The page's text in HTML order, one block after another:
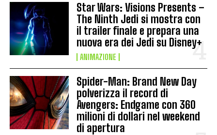
Star Wars: Visions Presents –
The Ninth Jedi si mostra con
il trailer finale e prepara una
nuova era dei Jedi su Disney+
ANIMAZIONE
Spider-Man: Brand New Day
polverizza il record di
Avengers: Endgame con 360
milioni di dollari nel weekend
di apertura